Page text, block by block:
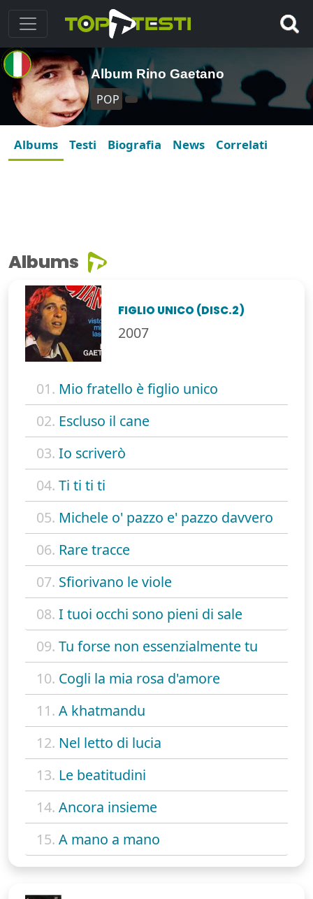
Album Rino Gaetano
POP
Albums Testi Biografia News Correlati
Albums
FIGLIO UNICO (DISC.2)
2007
01. Mio fratello è figlio unico
02. Escluso il cane
03. Io scriverò
04. Ti ti ti ti
05. Michele o' pazzo e' pazzo davvero
06. Rare tracce
07. Sfiorivano le viole
08. I tuoi occhi sono pieni di sale
09. Tu forse non essenzialmente tu
10. Cogli la mia rosa d'amore
11. A khatmandu
12. Nel letto di lucia
13. Le beatitudini
14. Ancora insieme
15. A mano a mano